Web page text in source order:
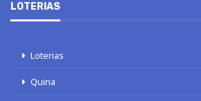
LOTERIAS
Loterias
Quina